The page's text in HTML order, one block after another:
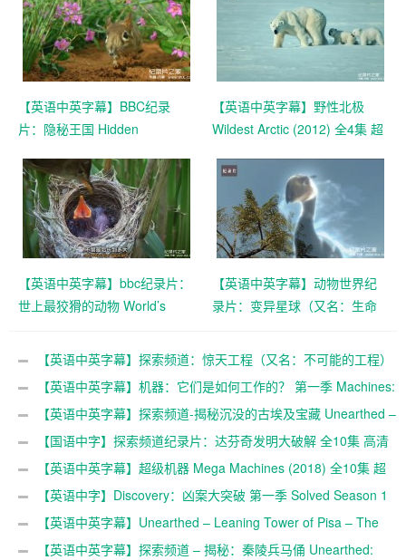
【英语中英字幕】BBC纪录
片：隐秘王国 Hidden
版 Hidden Kingdoms+小巨人
1080p下载
【英语中英字幕】野性北极
Wildest Arctic (2012) 全4集 超
【英语中英字幕】bbc纪录片：
世上最狡猾的动物 World’s
集 超清1080P下载
【英语中英字幕】动物世界纪
录片：变异星球（又名：生命
全6集（2010） 超清1080P下
【英语中英字幕】探索频道：惊天工程（又名：不可能的工程）
第一季 Impossible Engineering Season 1 (2015) 全6集 高清720P
下载
【英语中英字幕】机器：它们是如何工作的？ 第一季 Machines:
How They Work 1-6集 高清720P下载
【英语中英字幕】探索频道-揭秘沉没的古埃及宝藏 Unearthed –
Egypt’s Sunken Treasures 全1集超清1080p
【国语中字】探索频道纪录片：达芬奇发明大破解 全10集 高清
720P【英语中英字幕】超级机器 Mega Machines (2018) 全10集 超
清1080P【英语中字】Discovery：凶案大突破 第一季 Solved Season 1
(2008) 全13集 完整版
【英语中英字幕】Unearthed – Leaning Tower of Pisa – The
New Mystery 揭秘比萨斜塔的新谜团 全1集 超清1080P
【英语中英字幕】探索频道 – 揭秘：秦陵兵马俑 Unearthed: